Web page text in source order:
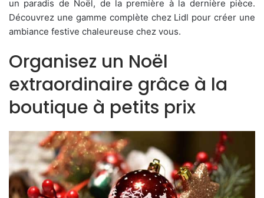
un paradis de Noël, de la première à la dernière pièce.
Découvrez une gamme complète chez Lidl pour créer une
ambiance festive chaleureuse chez vous.
Organisez un Noël
extraordinaire grâce à la
boutique à petits prix